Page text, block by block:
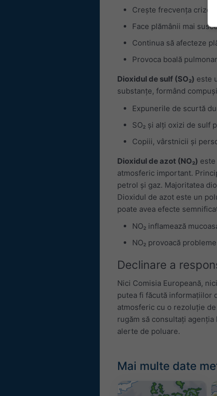
Crește frecvența
Face plămânii mai
Continua să afecteze
Provoca boală
Dioxidul de sulf (SO₂) este
substanțe, formând
Expunerile de scurtă
SO₂ și alți oxizi de sulf
Copiii, vârstnicii și
Dioxidul de azot (NO₂)
atmosferic important.
petrol și gaz. Majoritatea
Dioxidul de azot este un
poate avea efecte
NO₂ inflamează
NO₂ provoacă
Declinare a
Nici Comisia Europeană,
putea fi făcută informațiilor
atmosferic cu o rezoluție
rugăm să consultați
alerte de poluare.
Mai multe date